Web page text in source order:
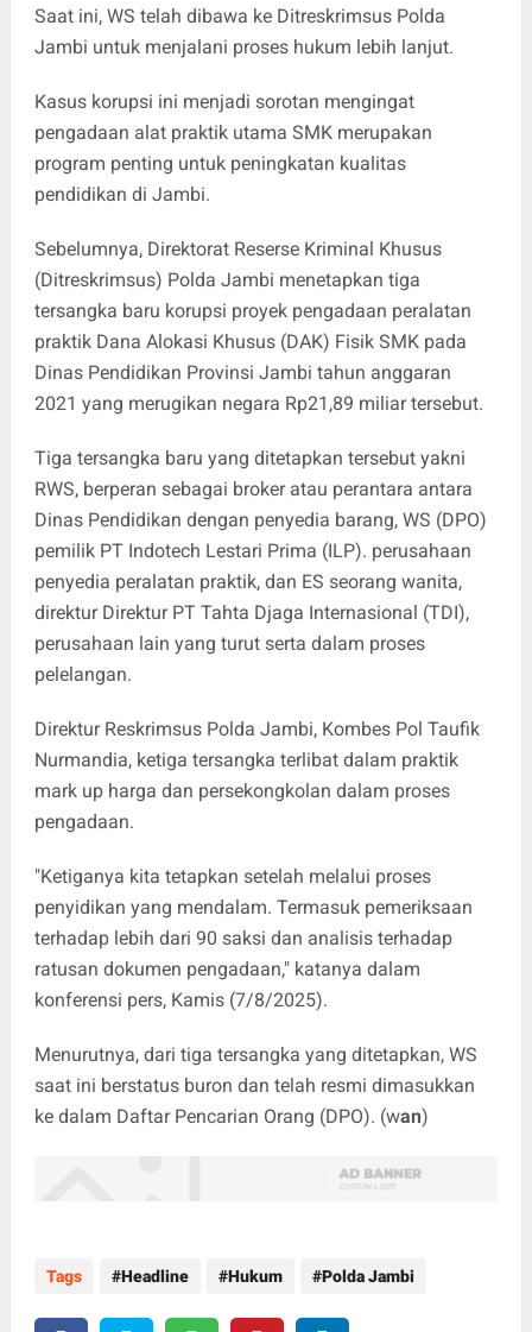
Saat ini, WS telah dibawa ke Ditreskrimsus Polda
Jambi untuk menjalani proses hukum lebih lanjut.
Kasus korupsi ini menjadi sorotan mengingat
pengadaan alat praktik utama SMK merupakan
program penting untuk peningkatan kualitas
pendidikan di Jambi.
Sebelumnya, Direktorat Reserse Kriminal Khusus
(Ditreskrimsus) Polda Jambi menetapkan tiga
tersangka baru korupsi proyek pengadaan peralatan
praktik Dana Alokasi Khusus (DAK) Fisik SMK pada
Dinas Pendidikan Provinsi Jambi tahun anggaran
2021 yang merugikan negara Rp21,89 miliar tersebut.
Tiga tersangka baru yang ditetapkan tersebut yakni
RWS, berperan sebagai broker atau perantara antara
Dinas Pendidikan dengan penyedia barang, WS (DPO)
pemilik PT Indotech Lestari Prima (ILP). perusahaan
penyedia peralatan praktik, dan ES seorang wanita,
direktur Direktur PT Tahta Djaga Internasional (TDI),
perusahaan lain yang turut serta dalam proses
pelelangan.
Direktur Reskrimsus Polda Jambi, Kombes Pol Taufik
Nurmandia, ketiga tersangka terlibat dalam praktik
mark up harga dan persekongkolan dalam proses
pengadaan.
"Ketiganya kita tetapkan setelah melalui proses
penyidikan yang mendalam. Termasuk pemeriksaan
terhadap lebih dari 90 saksi dan analisis terhadap
ratusan dokumen pengadaan," katanya dalam
konferensi pers, Kamis (7/8/2025).
Menurutnya, dari tiga tersangka yang ditetapkan, WS
saat ini berstatus buron dan telah resmi dimasukkan
ke dalam Daftar Pencarian Orang (DPO). (wan)
Tags Headline Hukum Polda Jambi